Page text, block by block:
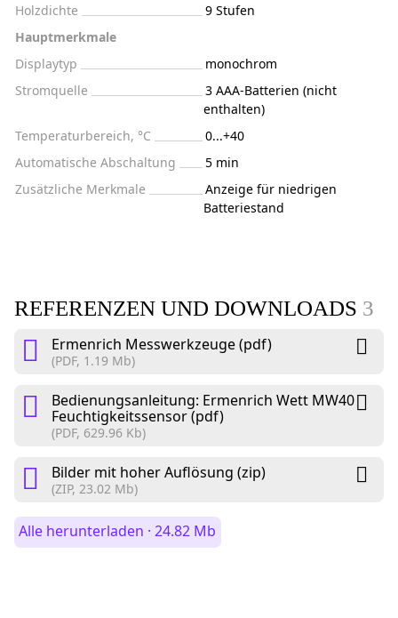
Holzdichte
9 Stufen
Hauptmerkmale
Displaytyp
monochrom
Stromquelle
3 AAA-Batterien (nicht
enthalten)
Temperaturbereich, °C
0...+40
Automatische Abschaltung
5 min
Zusätzliche Merkmale
Anzeige für niedrigen
Batteriestand
REFERENZEN UND DOWNLOADS 3
Ermenrich Messwerkzeuge (pdf)
(PDF, 1.19 Mb)
Bedienungsanleitung: Ermenrich Wett MW40
Feuchtigkeitssensor (pdf)
(PDF, 629.96 Kb)
Bilder mit hoher Auflösung (zip)
(ZIP, 23.02 Mb)
Alle herunterladen · 24.82 Mb